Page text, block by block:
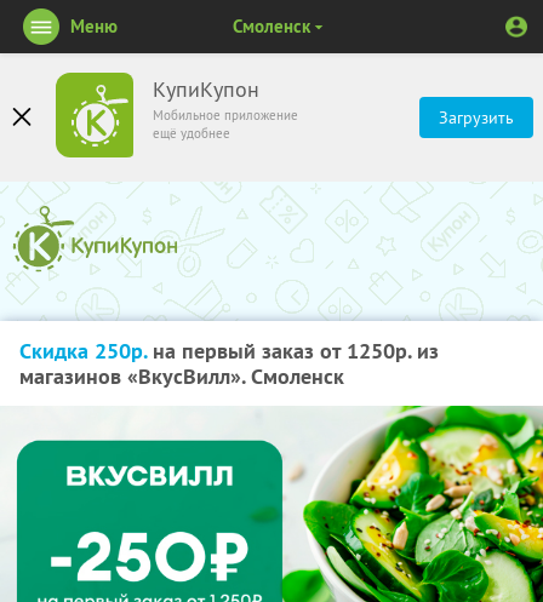
КупиКупон
Мобильное приложение
ещё удобнее
Загрузить
Меню Смоленск
Скидка 250р.на первый заказ от 1250р. из
магазинов «ВкусВилл». Смоленск